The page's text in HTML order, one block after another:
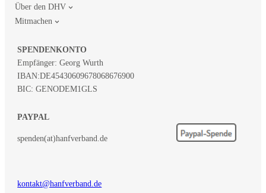
Über den DHV
Mitmachen
SPENDENKONTO
Empfänger: Georg Wurth
IBAN:DE45430609678068676900
BIC: GENODEM1GLS
PAYPAL
spenden(at)hanfverband.de
kontakt@hanfverband.de